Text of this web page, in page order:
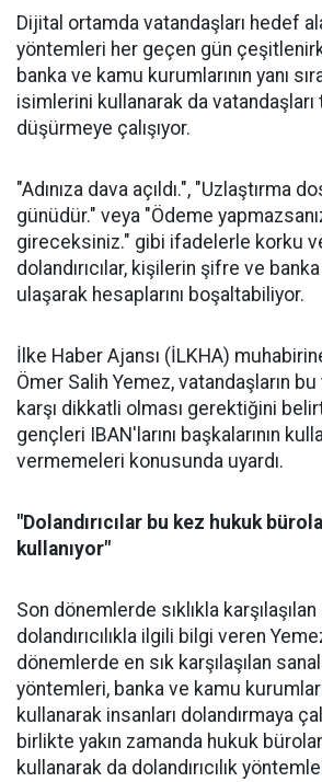
Dijital ortamda vatandaşları hedef
yöntemleri her geçen gün
banka ve kamu kurumlarının yanı
isimlerini kullanarak da vatandaşları
düşürmeye çalışıyor.
"Adınıza dava açıldı.", "Uzlaştırma
günüdür." veya "Ödeme
gireceksiniz." gibi ifadelerle korku
dolandırıcılar, kişilerin şifre ve
ulaşarak hesaplarını boşaltabiliyor.
İlke Haber Ajansı (İLKHA)
Ömer Salih Yemez, vatandaşların
karşı dikkatli olması gerektiğini
gençleri IBAN'larını başkalarının
vermemeleri konusunda uyardı.
"Dolandırıcılar bu kez hukuk
kullanıyor"
Son dönemlerde sıklıkla karşılaşılan
dolandırıcılıkla ilgili bilgi veren
dönemlerde en sık karşılaşılan sanal
yöntemleri, banka ve kamu
kullanarak insanları dolandırmaya
birlikte yakın zamanda hukuk
kullanarak da dolandırıcılık